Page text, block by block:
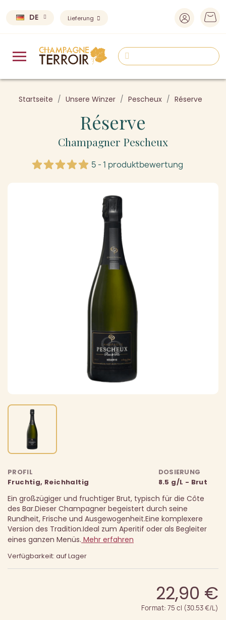
DE Lieferung
Startseite Unsere Winzer Pescheux Réserve
Réserve
Champagner Pescheux
5 - 1 produktbewertung
PROFIL
Fruchtig, Reichhaltig
DOSIERUNG
8.5 g/L - Brut
Ein großzügiger und fruchtiger Brut, typisch für die Côte
des Bar.Dieser Champagner begeistert durch seine
Rundheit, Frische und Ausgewogenheit.Eine komplexere
Version des Tradition.Ideal zum Aperitif oder als Begleiter
eines ganzen Menüs. Mehr erfahren
Verfügbarkeit: auf Lager
22,90 €
Format: 75 cl (30.53 €/L)